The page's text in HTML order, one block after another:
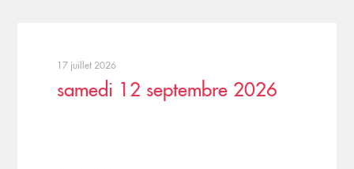
17 juillet 2026
samedi 12 septembre 2026